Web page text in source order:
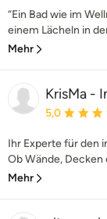
“Ein Bad wie im
einem Lächeln in
Mehr
KrisMa -
5,0
Ihr Experte für den
Ob Wände, Decken
Mehr